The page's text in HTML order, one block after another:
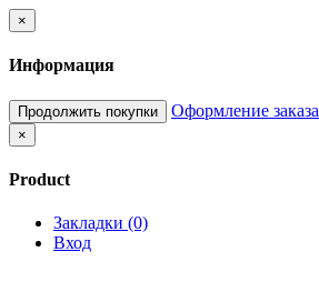
×
Информация
Продолжить покупки Оформление заказа
×
Product
Закладки (0)
Вход